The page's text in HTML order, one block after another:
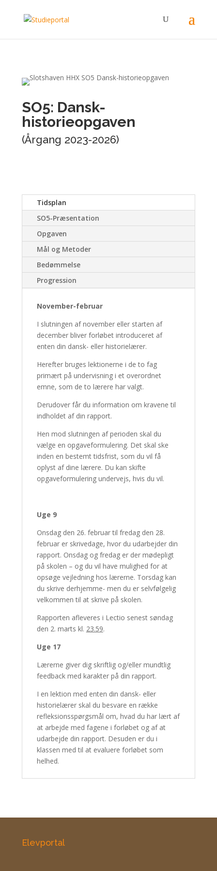
SO5: Dansk-
historieopgaven
(Årgang 2023-2026)
Tidsplan
SO5-Præsentation
Opgaven
Mål og Metoder
Bedømmelse
Progression
November-februar
I slutningen af november eller starten af
december bliver forløbet introduceret af
enten din dansk- eller historielærer.
Herefter bruges lektionerne i de to fag
primært på undervisning i et overordnet
emne, som de to lærere har valgt.
Derudover får du information om kravene til
indholdet af din rapport.
Hen mod slutningen af perioden skal du
vælge en opgaveformulering. Det skal ske
inden en bestemt tidsfrist, som du vil få
oplyst af dine lærere. Du kan skifte
opgaveformulering undervejs, hvis du vil.
Uge 9
Onsdag den 26. februar til fredag den 28.
februar er skrivedage, hvor du udarbejder din
rapport. Onsdag og fredag er der mødepligt
på skolen – og du vil have mulighed for at
opsøge vejledning hos lærerne. Torsdag kan
du skrive derhjemme- men du er selvfølgelig
velkommen til at skrive på skolen.
Rapporten afleveres i Lectio senest søndag
den 2. marts kl. 23.59.
Uge 17
Lærerne giver dig skriftlig og/eller mundtlig
feedback med karakter på din rapport.
I en lektion med enten din dansk- eller
historielærer skal du besvare en række
refleksionsspørgsmål om, hvad du har lært af
at arbejde med fagene i forløbet og af at
udarbejde din rapport. Desuden er du i
klassen med til at evaluere forløbet som
helhed.
Elevportal